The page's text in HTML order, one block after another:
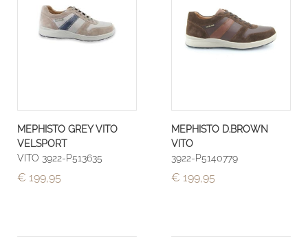
MEPHISTO GREY VITO
VELSPORT
VITO 3922-P513635
€ 199,95
MEPHISTO D.BROWN
VITO
3922-P5140779
€ 199,95